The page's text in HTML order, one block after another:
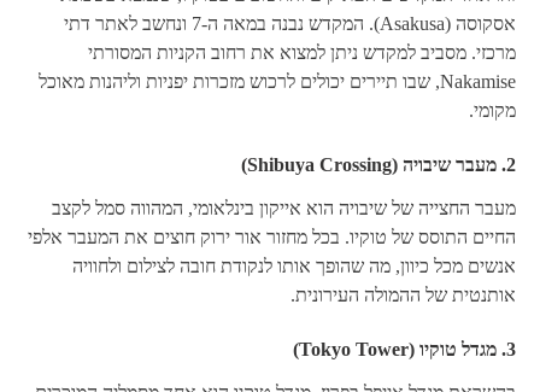
אסקוסה (Asakusa). המקדש נבנה במאה ה-7 ונחשב לאתר דתי
מרכזי. מסביב למקדש ניתן למצוא את רחוב הקניות המסורתי
Nakamise, שבו תיירים יכולים לרכוש מזכרות יפניות וליהנות מאוכל
מקומי.
2. מעבר שיבויה (Shibuya Crossing)
מעבר החצייה של שיבויה הוא אייקון בינלאומי, המהווה סמל לקצב
החיים התוסס של טוקיו. בכל מחזור אור ירוק חוצים את המעבר אלפי
אנשים מכל כיוון, מה שהופך אותו לנקודת חובה לצילום ולחוויה
אותנטית של ההמולה העירונית.
3. מגדל טוקיו (Tokyo Tower)